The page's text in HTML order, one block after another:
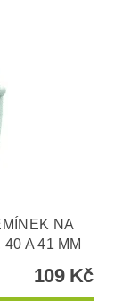
NA
A 41 MM
109 Kč